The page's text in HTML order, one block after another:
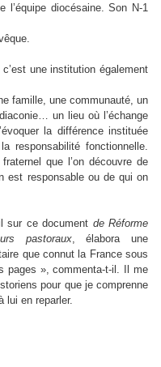
diocésaine. Son N-1
une institution également
famille, une communauté, un
un lieu où l’échange
la différence instituée
responsabilité fonctionnelle.
que l’on découvre de
est responsable ou de qui on
sur ce document de Réforme
pastoraux, élabora une
que connut la France sous
pages », commenta-t-il. Il me
pour que je comprenne
lui en reparler.